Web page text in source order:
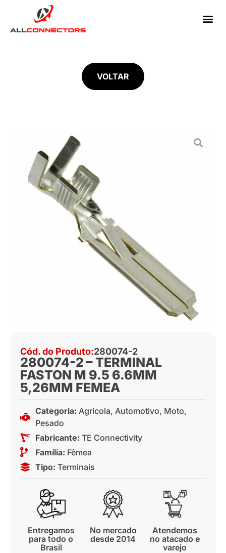
VOLTAR
Cód. do Produto:280074-2
280074-2 – TERMINAL
FASTON M 9.5 6.6MM
5,26MM FEMEA
Categoria: Agrícola, Automotivo, Moto,
Pesado
Fabricante: TE Connectivity
Família: Fêmea
Tipo: Terminais
Entregamos
para todo o
Brasil
No mercado
desde 2014
Atendemos
no atacado e
varejo